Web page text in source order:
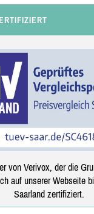
von Verivox, der die
auf unserer Webseite
Saarland zertifiziert.